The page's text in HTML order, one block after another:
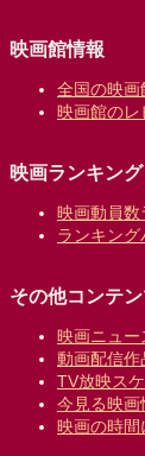
映画館情報
全国の映画
映画館のレ
映画ランキング
映画動員数
ランキン
その他コンテ
映画ニュー
動画配信作
TV放映ス
今見る映画
映画の時間